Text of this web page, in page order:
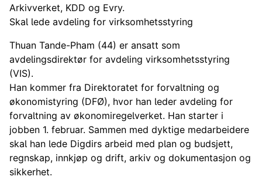
Arkivverket, KDD og Evry.
Skal lede avdeling for virksomhetsstyring
Thuan Tande-Pham (44) er ansatt som
avdelingsdirektør for avdeling virksomhetsstyring
(VIS).
Han kommer fra Direktoratet for forvaltning og
økonomistyring (DFØ), hvor han leder avdeling for
forvaltning av økonomiregelverket. Han starter i
jobben 1. februar. Sammen med dyktige medarbeidere
skal han lede Digdirs arbeid med plan og budsjett,
regnskap, innkjøp og drift, arkiv og dokumentasjon og
sikkerhet.